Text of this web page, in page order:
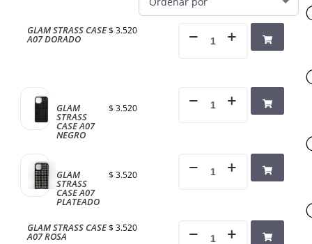
GLAM STRASS CASE
A07 DORADO
$ 3.520
GLAM
STRASS
CASE A07
NEGRO
$ 3.520
GLAM
STRASS
CASE A07
PLATEADO
$ 3.520
GLAM STRASS CASE
A07 ROSA
$ 3.520